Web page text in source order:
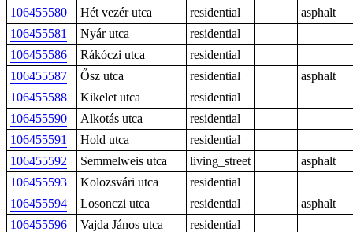
106455580
Hét vezér utca residential
asphalt
106455581
Nyár utca
residential
106455586
Rákóczi utca
residential
106455587
Ősz utca residential
asphalt
106455588
Kikelet utca
residential
106455590
Alkotás utca
residential
106455591
Hold utca
residential
106455592
Semmelweis utca living_street
asphalt
106455593
Kolozsvári utca
residential
106455594
Losonczi utca residential
asphalt
106455596
Vajda János utca
residential